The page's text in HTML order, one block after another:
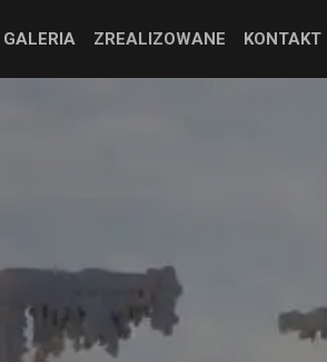
GALERIA ZREALIZOWANE KONTAKT